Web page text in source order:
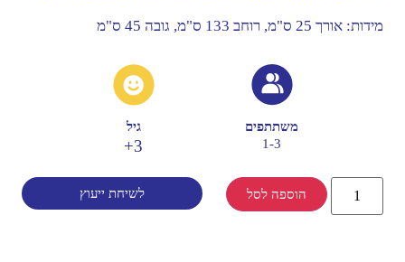
מידות: אורך 25 ס"מ, רוחב 133 ס"מ, גובה 45 ס"מ
משתתפים
1-3
גיל
3+
הוספה לסל לשיחת ייעוץ